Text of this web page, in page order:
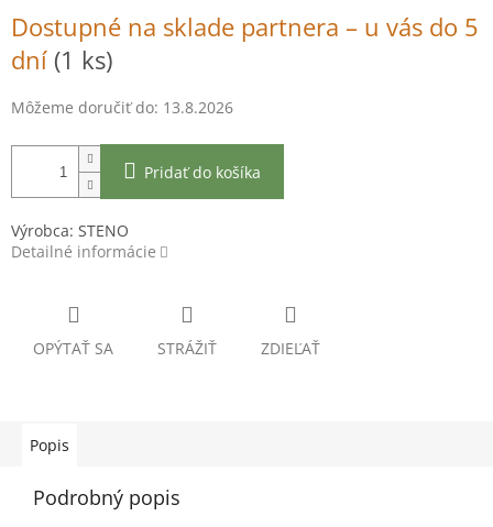
cena:
Dostupné na sklade partnera – u vás do 5
dní (1 ks)
Môžeme doručiť do: 13.8.2026
Pridať do košíka
Výrobca: STENO
Detailné informácie
OPÝTAŤ SA STRÁŽIŤ ZDIEĽAŤ
Popis
Podrobný popis